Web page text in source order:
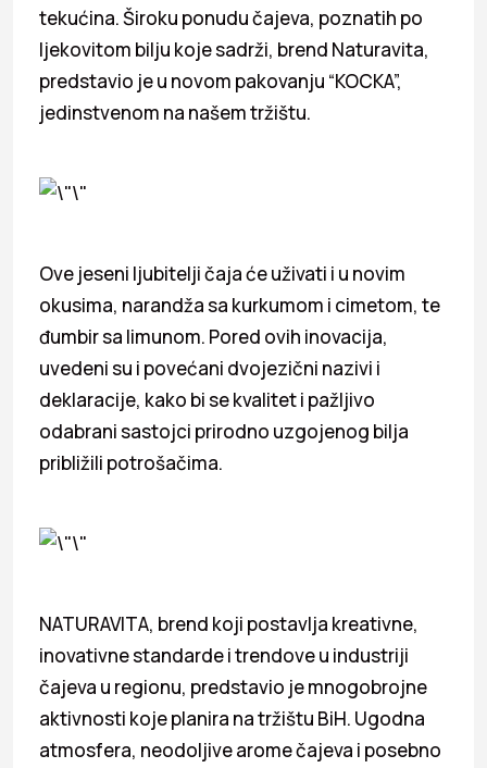
tekućina. Široku ponudu čajeva, poznatih po
ljekovitom bilju koje sadrži, brend Naturavita,
predstavio je u novom pakovanju “KOCKA”,
jedinstvenom na našem tržištu.
Ove jeseni ljubitelji čaja će uživati i u novim
okusima, narandža sa kurkumom i cimetom, te
đumbir sa limunom. Pored ovih inovacija,
uvedeni su i povećani dvojezični nazivi i
deklaracije, kako bi se kvalitet i pažljivo
odabrani sastojci prirodno uzgojenog bilja
približili potrošačima.
NATURAVITA, brend koji postavlja kreativne,
inovativne standarde i trendove u industriji
čajeva u regionu, predstavio je mnogobrojne
aktivnosti koje planira na tržištu BiH. Ugodna
atmosfera, neodoljive arome čajeva i posebno